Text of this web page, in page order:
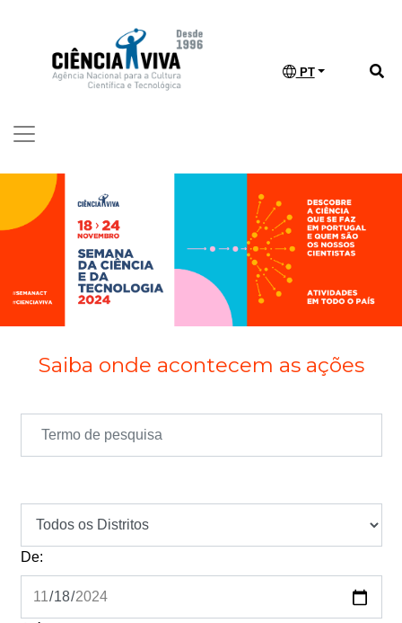
PT
Saiba onde acontecem as ações
De: